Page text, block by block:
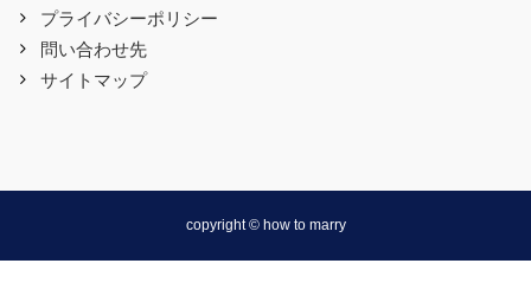
プライバシーポリシー
問い合わせ先
サイトマップ
copyright © how to marry